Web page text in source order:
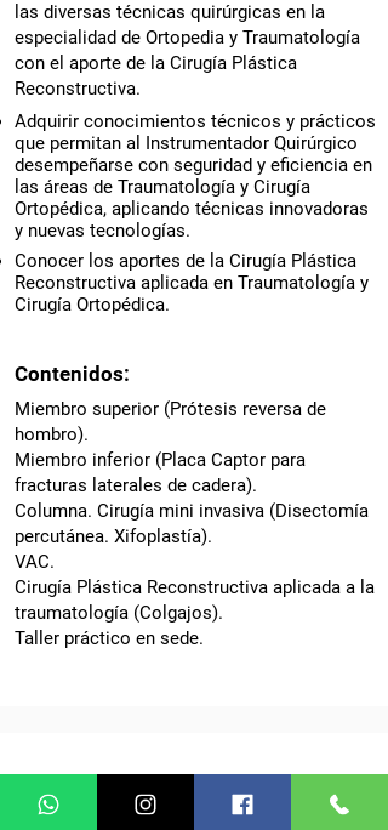
las diversas técnicas quirúrgicas en la
especialidad de Ortopedia y Traumatología
con el aporte de la Cirugía Plástica
Reconstructiva.​
Adquirir conocimientos técnicos y prácticos
que permitan al Instrumentador Quirúrgico
desempeñarse con seguridad y eficiencia en
las áreas de Traumatología y Cirugía
Ortopédica, aplicando técnicas innovadoras
y nuevas tecnologías.
Conocer los aportes de la Cirugía Plástica
Reconstructiva aplicada en Traumatología y
Cirugía Ortopédica.
Contenidos:
Miembro superior (Prótesis reversa de
hombro).
Miembro inferior (Placa Captor para
fracturas laterales de cadera).
Columna. Cirugía mini invasiva (Disectomía
percutánea. Xifoplastía).
VAC.
Cirugía Plástica Reconstructiva aplicada a la
traumatología (Colgajos).
Taller práctico en sede.
Universitas
Estudios Superiores